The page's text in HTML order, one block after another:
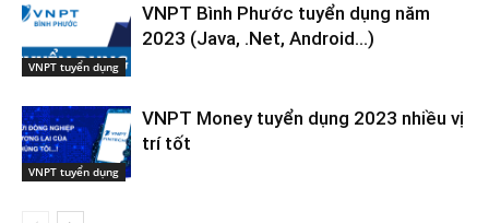
VNPT tuyển dụng
VNPT Bình Phước tuyển dụng năm
2023 (Java, .Net, Android…)
VNPT tuyển dụng
VNPT Money tuyển dụng 2023 nhiều vị
trí tốt